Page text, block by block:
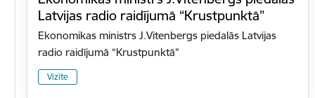
Latvijas radio raidījumā “Krustpunktā”
Ekonomikas ministrs J.Vitenbergs piedalās Latvijas
radio raidījumā “Krustpunktā”
Vizīte